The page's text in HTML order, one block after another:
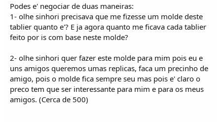
Podes e' negociar de duas maneiras:
1- olhe sinhori precisava que me fizesse um molde deste
tablier quanto e'? E ja agora quanto me ficava cada tablier
feito por is com base neste molde?
2- olhe sinhori quer fazer este molde para mim pois eu e
uns amigos queremos umas replicas, faca um precinho de
amigo, pois o molde fica sempre seu mas pois e' claro o
preco tem que ser interessante para mim e para os meus
amigos. (Cerca de 500)